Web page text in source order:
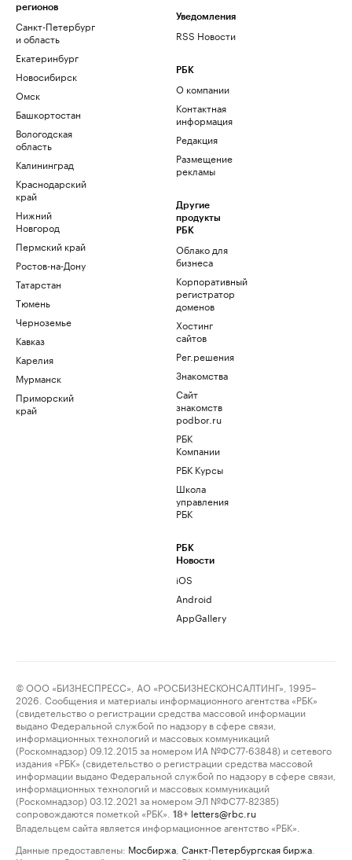
регионов
Санкт-Петербург
и область
Екатеринбург
Новосибирск
Омск
Башкортостан
Вологодская
область
Калининград
Краснодарский
край
Нижний
Новгород
Пермский край
Ростов-на-Дону
Татарстан
Тюмень
Черноземье
Кавказ
Карелия
Мурманск
Приморский
край
Уведомления
RSS Новости
РБК
О компании
Контактная
информация
Редакция
Размещение
рекламы
Другие
продукты
РБК
Облако для
бизнеса
Корпоративный
регистратор
доменов
Хостинг
сайтов
Рег.решения
Знакомства
Сайт
знакомств
podbor.ru
РБК
Компании
РБК Курсы
Школа
управления
РБК
РБК
Новости
iOS
Android
AppGallery
© ООО «БИЗНЕСПРЕСС», АО «РОСБИЗНЕСКОНСАЛТИНГ», 1995–
2026. Сообщения и материалы информационного агентства «РБК»
(свидетельство о регистрации средства массовой информации
выдано Федеральной службой по надзору в сфере связи,
информационных технологий и массовых коммуникаций
(Роскомнадзор) 09.12.2015 за номером ИА №ФС77-63848) и сетевого
издания «РБК» (свидетельство о регистрации средства массовой
информации выдано Федеральной службой по надзору в сфере связи,
информационных технологий и массовых коммуникаций
(Роскомнадзор) 03.12.2021 за номером ЭЛ №ФС77-82385)
сопровождаются пометкой «РБК».
18+ letters@rbc.ru
Владельцем сайта является информационное агентство «РБК».
Данные предоставлены: Мосбиржа Санкт-Петербургская биржа